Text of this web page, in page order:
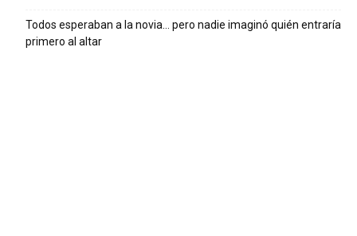
Todos esperaban a la novia… pero nadie imaginó quién entraría
primero al altar